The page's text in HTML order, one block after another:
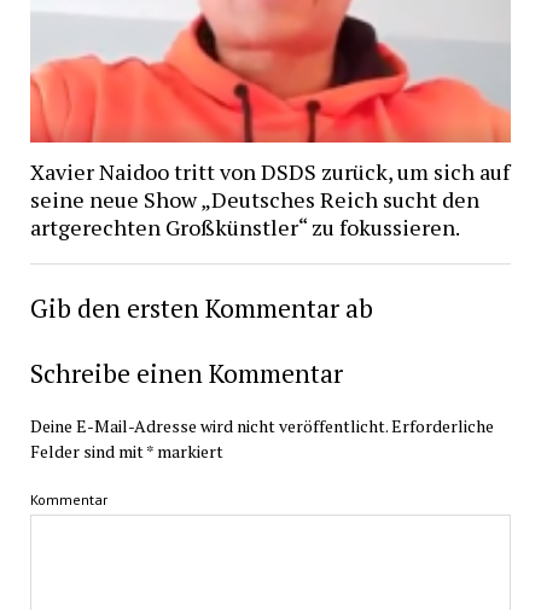
Xavier Naidoo tritt von DSDS zurück, um sich auf
seine neue Show „Deutsches Reich sucht den
artgerechten Großkünstler“ zu fokussieren.
Gib den ersten Kommentar ab
Schreibe einen Kommentar
Deine E-Mail-Adresse wird nicht veröffentlicht.Erforderliche
Felder sind mit*markiert
Kommentar